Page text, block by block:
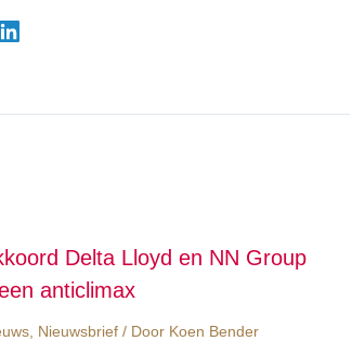
Delta Lloyd en NN Group
anticlimax
, Nieuwsbrief/ Door Koen Bender